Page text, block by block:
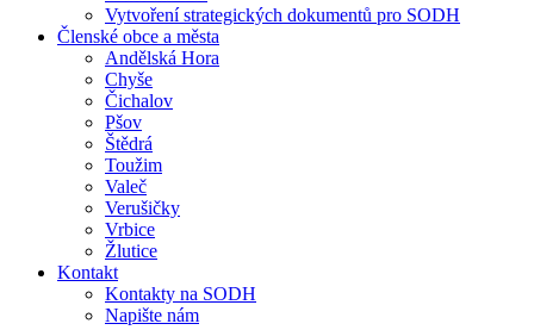
Vytvoření strategických dokumentů pro SODH
Členské obce a města
Andělská Hora
Chyše
Čichalov
Pšov
Štědrá
Toužim
Valeč
Verušičky
Vrbice
Žlutice
Kontakt
Kontakty na SODH
Napište nám